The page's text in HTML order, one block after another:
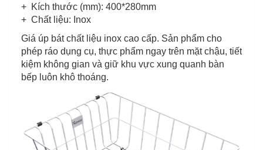
+ Kích thước (mm): 400*280mm
+ Chất liệu: Inox
Giá úp bát chất liệu inox cao cấp. Sản phẩm cho
phép ráo dụng cụ, thực phẩm ngay trên mặt chậu, tiết
kiệm không gian và giữ khu vực xung quanh bàn
bếp luôn khô thoáng.